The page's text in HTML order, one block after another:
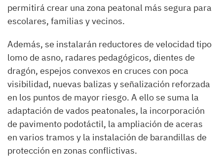
permitirá crear una zona peatonal más segura para
escolares, familias y vecinos.
Además, se instalarán reductores de velocidad tipo
lomo de asno, radares pedagógicos, dientes de
dragón, espejos convexos en cruces con poca
visibilidad, nuevas balizas y señalización reforzada
en los puntos de mayor riesgo. A ello se suma la
adaptación de vados peatonales, la incorporación
de pavimento podotáctil, la ampliación de aceras
en varios tramos y la instalación de barandillas de
protección en zonas conflictivas.